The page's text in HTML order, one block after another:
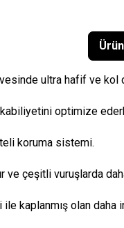
ultra hafif ve kol
optimize
koruma sistemi.
ve çeşitli vuruşlarda
kaplanmış olan